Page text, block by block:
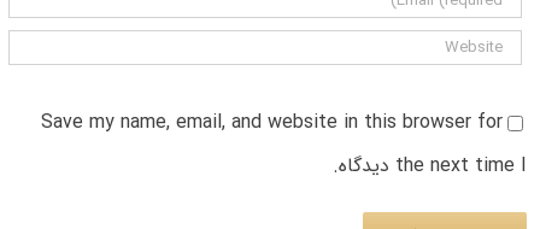
Save my name, email, and website in this browser for
the next time I دیدگاه.